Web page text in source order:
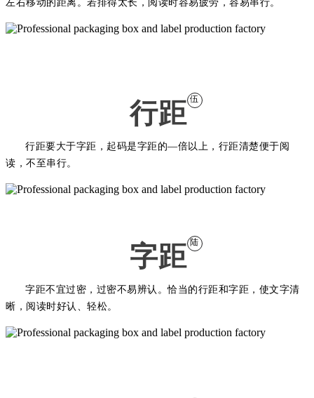
左右移动的距离。若排得太长，阅读时容易疲劳，容易串行。
行距 伍
行距要大于字距，起码是字距的—倍以上，行距清楚便于阅
读，不至串行。
字距 陆
字距不宜过密，过密不易辨认。恰当的行距和字距，使文字清
晰，阅读时好认、轻松。